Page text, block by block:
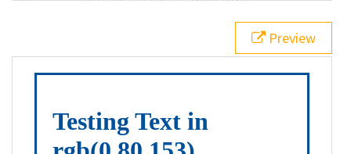
bottom ,
white, rgb(0,80,153));
div class="textColor borderColor"
< h1>Testing Text in rgb(0,80,153)
Preview